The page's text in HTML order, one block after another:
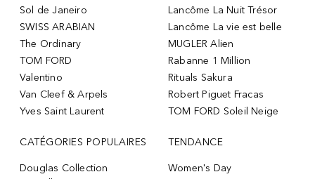
Sol de Janeiro
SWISS ARABIAN
The Ordinary
TOM FORD
Valentino
Van Cleef & Arpels
Yves Saint Laurent
Lancôme La Nuit Trésor
Lancôme La vie est belle
MUGLER Alien
Rabanne 1 Million
Rituals Sakura
Robert Piguet Fracas
TOM FORD Soleil Neige
CATÉGORIES POPULAIRES
Douglas Collection
TENDANCE
Women's Day